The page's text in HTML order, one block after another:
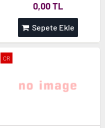
0,00 TL
Sepete Ekle
CR